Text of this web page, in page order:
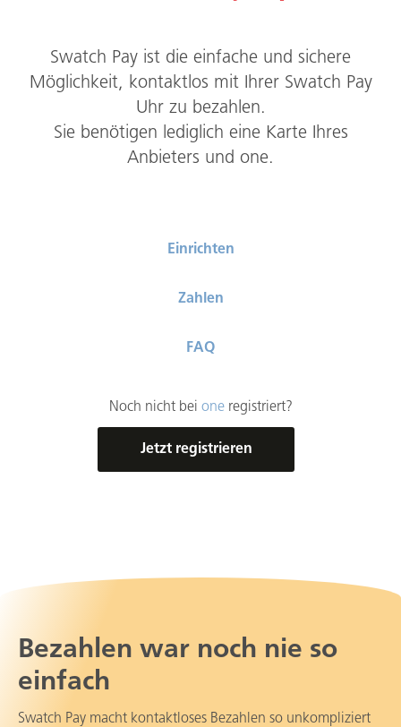
Swatch Pay ist die einfache und sichere
Möglichkeit, kontaktlos mit Ihrer Swatch Pay
Uhr zu bezahlen.
Sie benötigen lediglich eine Karte Ihres
Anbieters und one.
Einrichten
Zahlen
FAQ
Noch nicht bei oneregistriert?
Jetzt registrieren
Bezahlen war noch nie so
einfach
Swatch Pay macht kontaktloses Bezahlen so unkompliziert